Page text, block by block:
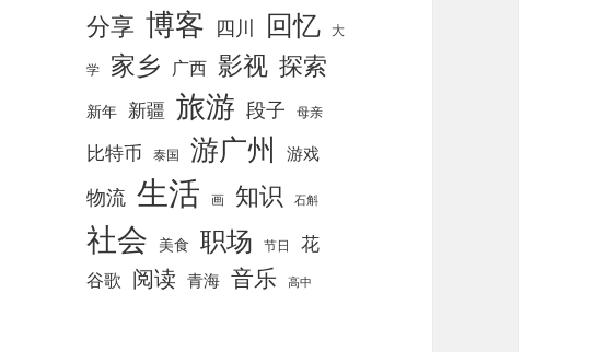
分享 博客 四川 回忆 大
学 家乡 广西 影视 探索
新年 新疆 旅游 段子 母亲
比特币 泰国 游广州 游戏
物流 生活 画 知识 石斛
社会 美食 职场 节日
花
谷歌
阅读 青海 音乐 高中